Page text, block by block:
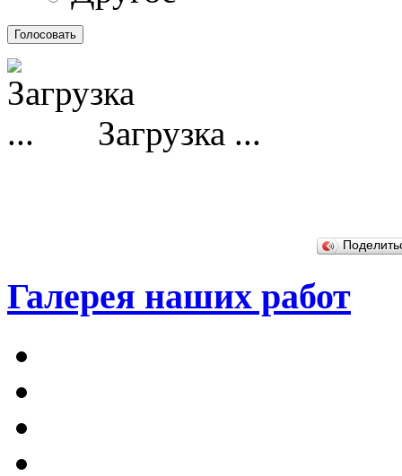
Загрузка ...
Галерея наших работ